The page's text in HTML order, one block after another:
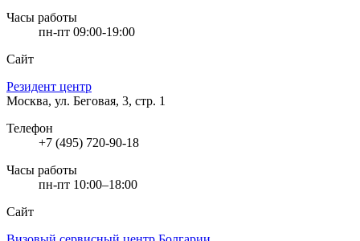
Часы работы
пн-пт 09:00-19:00
Сайт
Резидент центр
Москва, ул. Беговая, 3, стр. 1
Телефон
+7 (495) 720-90-18
Часы работы
пн-пт 10:00–18:00
Сайт